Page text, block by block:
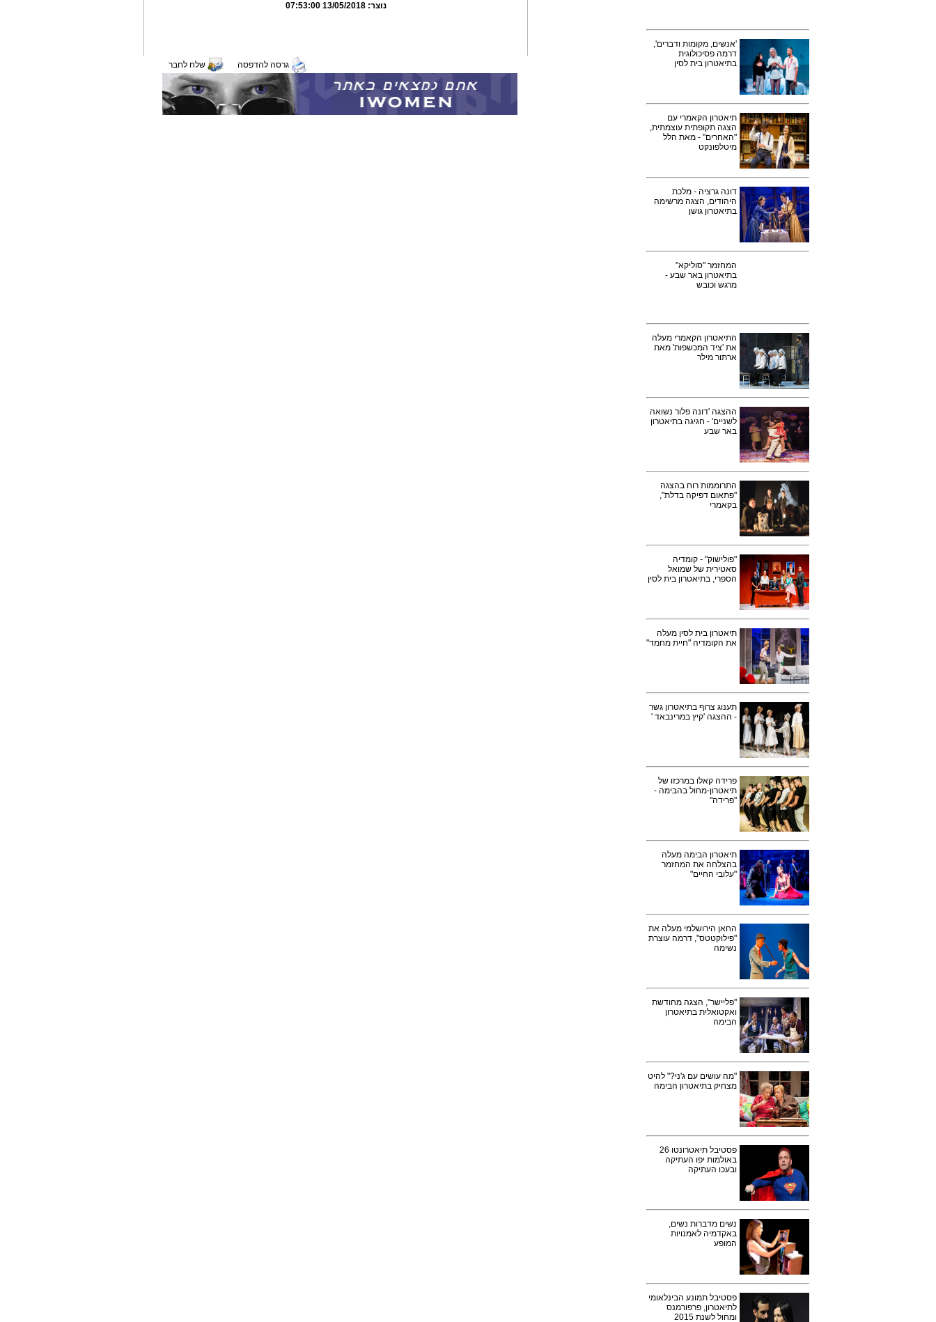
'אנשים, מקומות ודברים',
דרמה פסיכולוגית
בתיאטרון בית לסין
תיאטרון הקאמרי עם
הצגה תקופתית עוצמתית,
"האחרים" - מאת הלל
מיטלפונקט
דונה גרציה - מלכת
היהודים, הצגה מרשימה
בתיאטרון גושן
המחזמר "סוליקא"
בתיאטרון באר שבע -
מרגש וכובש
התיאטרון הקאמרי מעלה
את 'ציד המכשפות' מאת
ארתור מילר
ההצגה 'דונה פלור נשואה
לשניים' - חגיגה בתיאטרון
באר שבע
התרוממות רוח בהצגה
"פתאום דפיקה בדלת",
בקאמרי
"פולישוק" - קומדיה
סאטירית של שמואל
הספרי, בתיאטרון בית לסין
תיאטרון בית לסין מעלה
את הקומדיה "חיית מחמד"
תענוג צרוף בתיאטרון גשר
- ההצגה 'קיץ במרינבאד '
פרידה קאלו במרכזו של
תיאטרון-מחול בהבימה -
"פרידה"
תיאטרון הבימה מעלה
בהצלחה את המחזמר
"עלובי החיים"
החאן הירושלמי מעלה את
"פילוקטטס", דרמה עוצרת
נשימה
"פליישר", הצגה מחודשת
ואקטואלית בתיאטרון
הבימה
"מה עושים עם ג'ני?" להיט
מצחיק בתיאטרון הבימה
פסטיבל תיאטרונטו 26
באולמות יפו העתיקה
ובעכו העתיקה
נשים מדברות נשים,
באקדמיה לאמנויות
המופע
פסטיבל תמונע הבינלאומי
לתיאטרון, פרפורמנס
ומחול לשנת 2015
נוצר:13/05/2018 07:53:00
גרסה להדפסה שלח לחבר